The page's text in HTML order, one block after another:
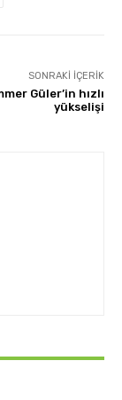
SONRAKI İÇERIK
Güler’in hızlı
yükselişi